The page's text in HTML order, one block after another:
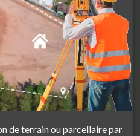
de terrain ou parcellaire par